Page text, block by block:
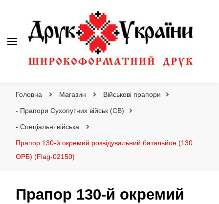
Головна Магазин Військові прапори
- Прапори Сухопутних військ (СВ)
- Спеціальні війська
Прапор 130-й окремий розвідувальний батальйон (130
ОРБ) (Flag-02150)
Прапор 130-й окремий